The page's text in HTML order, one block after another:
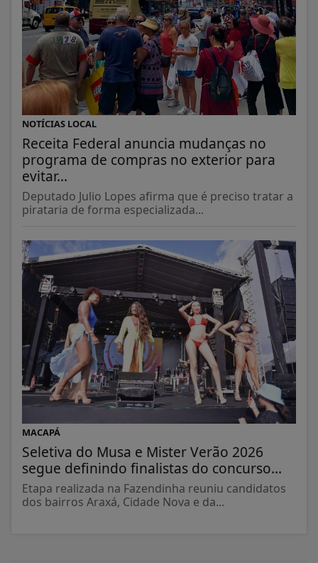
NOTÍCIAS LOCAL
Receita Federal anuncia mudanças no
programa de compras no exterior para
evitar...
Deputado Julio Lopes afirma que é preciso tratar a
pirataria de forma especializada...
MACAPÁ
Seletiva do Musa e Mister Verão 2026
segue definindo finalistas do concurso...
Etapa realizada na Fazendinha reuniu candidatos
dos bairros Araxá, Cidade Nova e da...